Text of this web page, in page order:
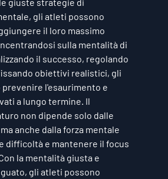
gli atleti possono
il loro massimo
sulla mentalità di
il successo, regolando
obiettivi realistici, gli
l'esaurimento e
a lungo termine. Il
non dipende solo dalle
anche dalla forza mentale
difficoltà e mantenere il focus
la mentalità giusta e
gli atleti possono